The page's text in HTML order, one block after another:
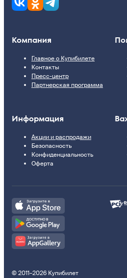
Компания
Главное о Купибилете
Контакты
Пресс-центр
Партнерская программа
Информация
Акции и распродажи
Безопасность
Конфиденциальность
Оферта
© 2011–2026 Купибилет